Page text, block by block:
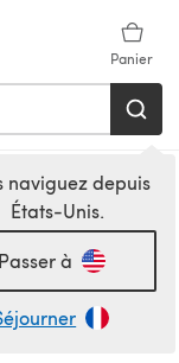
Panier
naviguez depuis
États-Unis.
Passer à
Drawstring